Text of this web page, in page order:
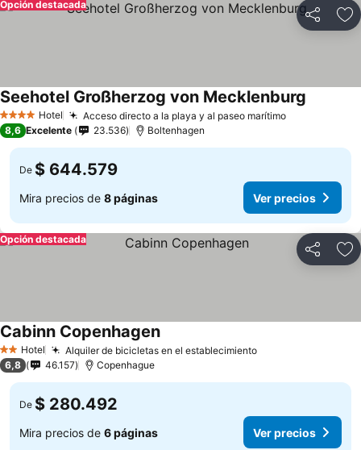
Compartir
Opción destacada
4 EstrellasHotel Acceso directo a la playa y al paseo marítimo
Seehotel Großherzog von Mecklenburg
8,6 Excelente 23.536 Boltenhagen
De $ 644.579
Mira precios de 8 páginas Ver precios
Compartir
Opción destacada
2 Estrellas
Hotel Alquiler de bicicletas en el establecimiento
Cabinn Copenhagen
6,8 46.157 Copenhague
De $ 280.492
Mira precios de 6 páginas Ver precios